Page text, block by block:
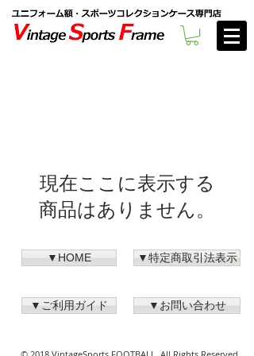
現在ここに表示する
商品はありません。
▼HOME ▼特定商取引法表示
▼ご利用ガイド ▼お問い合わせ